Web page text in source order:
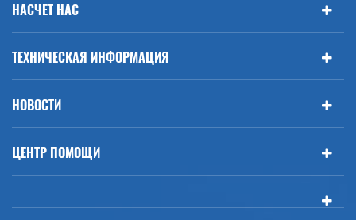
НАСЧЕТ НАС
ТЕХНИЧЕСКАЯ ИНФОРМАЦИЯ
НОВОСТИ
ЦЕНТР ПОМОЩИ